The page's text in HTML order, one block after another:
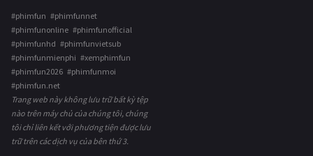
#phimfun #phimfunnet
#phimfunonline #phimfunofficial
#phimfunhd #phimfunvietsub
#phimfunmienphi #xemphimfun
#phimfun2026 #phimfunmoi
#phimfun.net
Trang web này không lưu trữ bất kỳ tệp
nào trên máy chủ của chúng tôi, chúng
tôi chỉ liên kết với phương tiện được lưu
trữ trên các dịch vụ của bên thứ 3.